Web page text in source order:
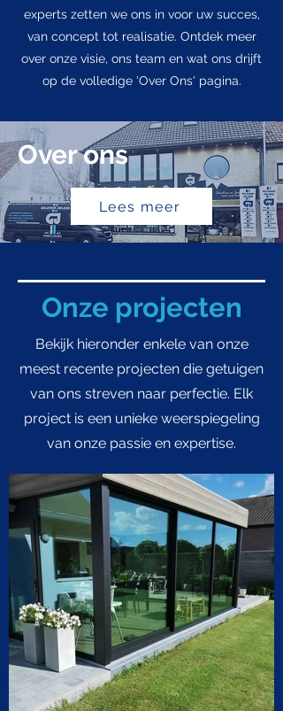
experts zetten we ons in voor uw succes,
van concept tot realisatie. Ontdek meer
over onze visie, ons team en wat ons drijft
op de volledige 'Over Ons' pagina.
Over ons
Lees meer
Onze projecten
Bekijk hieronder enkele van onze
meest recente projecten die getuigen
van ons streven naar perfectie. Elk
project is een unieke weerspiegeling
van onze passie en expertise.